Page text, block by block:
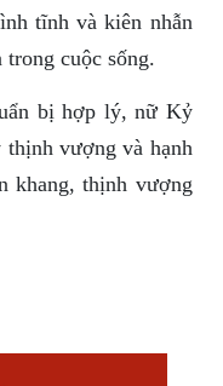
tĩnh và kiên nhẫn
cuộc sống.
bị hợp lý, nữ Kỷ
thịnh vượng và hạnh
khang, thịnh vượng